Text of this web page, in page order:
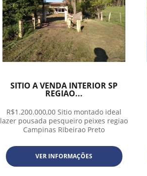
SITIO A VENDA INTERIOR SP
REGIAO...
R$1.200.000,00 Sitio montado ideal
lazer pousada pesqueiro peixes regiao
Campinas Ribeirao Preto
VER INFORMAÇÕES